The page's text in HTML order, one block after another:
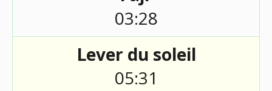
03:28
Lever du soleil
05:31